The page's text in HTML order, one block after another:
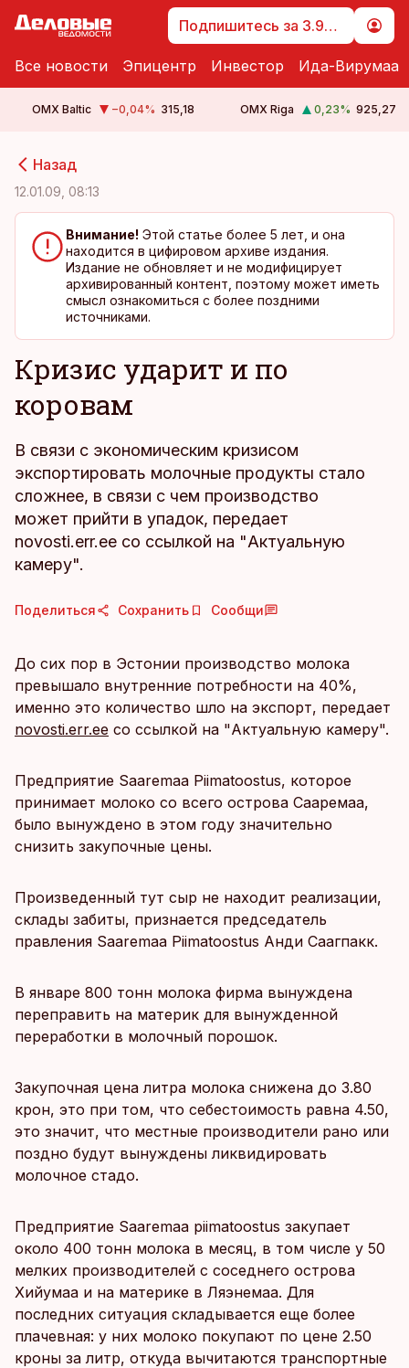
Подпишитесь за 3.99 €
Все новости Эпицентр Инвестор Ида-Вирумаа
OMX Baltic −0,04% 315,18 OMX Riga 0,23% 925,27
Назад
12.01.09, 08:13
Внимание! Этой статье более 5 лет, и она
находится в цифировом архиве издания.
Издание не обновляет и не модифицирует
архивированный контент, поэтому может иметь
смысл ознакомиться с более поздними
источниками.
Кризис ударит и по
коровам
В связи с экономическим кризисом
экспортировать молочные продукты стало
сложнее, в связи с чем производство
может прийти в упадок, передает
novosti.err.ee со ссылкой на "Актуальную
камеру".
Поделиться Сохранить Сообщи
До сих пор в Эстонии производство молока
превышало внутренние потребности на 40%,
именно это количество шло на экспорт, передает
novosti.err.ee со ссылкой на "Актуальную камеру".
Предприятие Saaremaa Piimatoostus, которое
принимает молоко со всего острова Сааремаа,
было вынуждено в этом году значительно
снизить закупочные цены.
Произведенный тут сыр не находит реализации,
склады забиты, признается председатель
правления Saaremaa Piimatoostus Анди Саагпакк.
В январе 800 тонн молока фирма вынуждена
переправить на материк для вынужденной
переработки в молочный порошок.
Закупочная цена литра молока снижена до 3.80
крон, это при том, что себестоимость равна 4.50,
это значит, что местные производители рано или
поздно будут вынуждены ликвидировать
молочное стадо.
Предприятие Saaremaa piimatoostus закупает
около 400 тонн молока в месяц, в том числе у 50
мелких производителей с соседнего острова
Хийумаа и на материке в Ляэнемаа. Для
последних ситуация складывается еще более
плачевная: у них молоко покупают по цене 2.50
кроны за литр, откуда вычитаются транспортные